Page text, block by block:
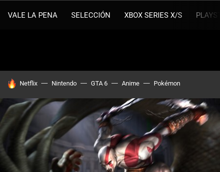
VALE LA PENA SELECCIÓN XBOX SERIES X/S
HOY SE HABLA DE
Netflix Nintendo GTA 6 Anime Pokémon